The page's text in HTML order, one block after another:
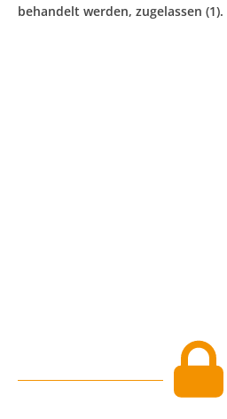
behandelt werden, zugelassen (1).